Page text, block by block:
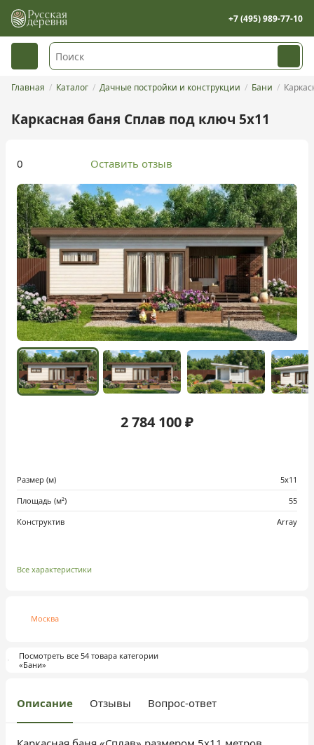
+7 (495) 989-77-10
Главная Каталог Дачные постройки и конструкции Бани
Каркасная баня Сплав под ключ 5х11
0 Оставить отзыв
2 784 100 ₽
Размер (м)
5х11
Площадь (м²)
55
Конструктив
Array
Все характеристики
Москва
Посмотреть все 54 товара категории
«Бани»
Описание Отзывы Вопрос-ответ